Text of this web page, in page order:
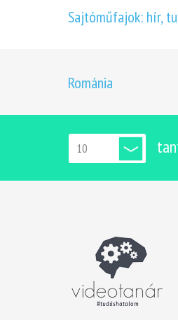
Sajtóműfajok: hír,
Románia